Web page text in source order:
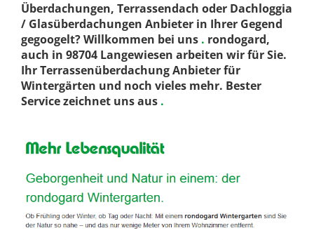
Überdachungen, Terrassendach oder Dachloggia
/ Glasüberdachungen Anbieter in Ihrer Gegend
gegoogelt? Willkommen bei uns . rondogard,
auch in 98704 Langewiesen arbeiten wir für Sie.
Ihr Terrassenüberdachung Anbieter für
Wintergärten und noch vieles mehr. Bester
Service zeichnet uns aus .